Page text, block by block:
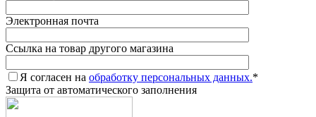
Электронная почта
Ссылка на товар другого магазина
Я согласен на обработку персональных данных.*
Защита от автоматического заполнения